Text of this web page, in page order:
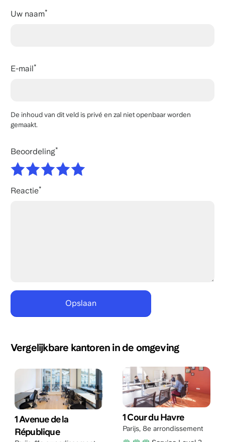
Uw naam
E-mail
De inhoud van dit veld is privé en zal niet openbaar worden
gemaakt.
Beoordeling
Reactie
Vergelijkbare kantoren in de omgeving
1 Avenue de la
République
1 Cour du Havre
Parijs, 8e arrondissement